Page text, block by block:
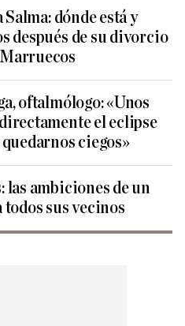
dónde está y
después de su divorcio
oftalmólogo: «Unos
el eclipse
ciegos»
las ambiciones de un
sus vecinos